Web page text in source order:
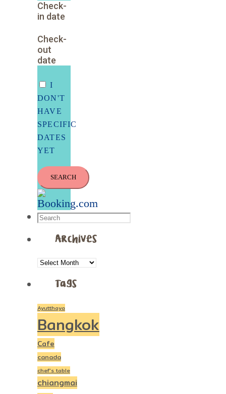
Check-
in date
Check-
out
date
I
DON'T
HAVE
SPECIFIC
DATES
YET
Archives
ARCHIVES
Tags
Ayutthaya
Bangkok
Cafe
canada
chef's table
chiangmai